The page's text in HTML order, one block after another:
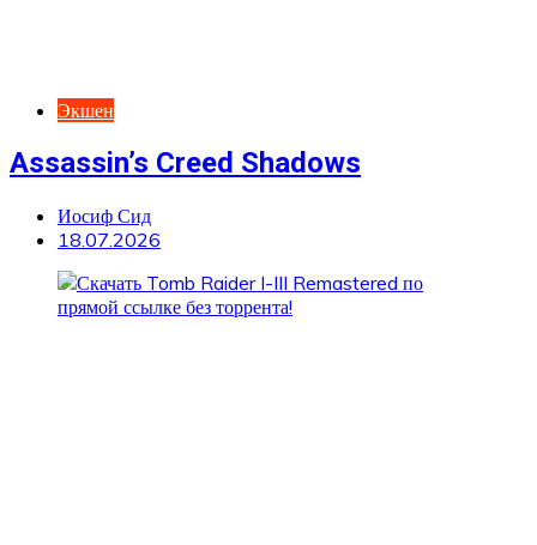
Экшен
Assassin’s Creed Shadows
Иосиф Сид
18.07.2026